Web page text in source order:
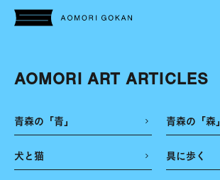
AOMORI ART ARTICLES
青森の「青」 青森の「森」
犬と猫 具に歩く